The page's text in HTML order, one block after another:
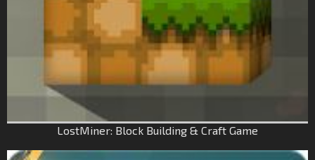
LostMiner: Block Building & Craft Game